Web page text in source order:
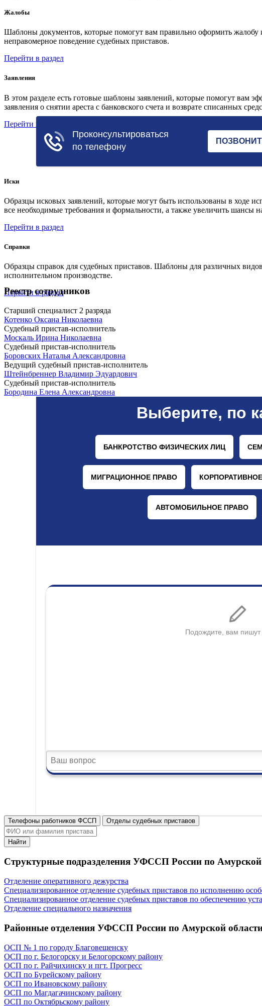
Жалобы
Шаблоны документов, которые помогут вам правильно оформить жалобу
неправомерное поведение судебных приставов.
Перейти в раздел
Заявления
В этом разделе есть готовые шаблоны заявлений, которые помогут вам
заявления о снятии ареста с банковского счета и возврате списанных
Перейти в раздел
Иски
Образцы исковых заявлений, которые могут быть использованы в ходе
все необходимые требования и формальности, а также увеличить шансы
Перейти в раздел
Справки
Образцы справок для судебных приставов. Шаблоны для различных
исполнительном производстве.
Перейти в раздел
Реестр сотрудников
Старший специалист 2 разряда
Котенко Оксана Николаевна
Судебный пристав-исполнитель
Москаль Ирина Николаевна
Судебный пристав-исполнитель
Боровских Наталья Александровна
Ведущий судебный пристав-исполнитель
Штейнбреннер Владимир Эдуардович
Судебный пристав-исполнитель
Бородина Елена Александровна
Телефоны работников ФССП Отделы судебных приставов
Найти
Структурные подразделения УФССП России по Амурской
Отделение оперативного дежурства
Специализированное отделение судебных приставов по исполнению
Специализированное отделение судебных приставов по обеспечению
Отделение специального назначения
Районные отделения УФССП России по Амурской
ОСП № 1 по городу Благовещенску
ОСП по г. Белогорску и Белогорскому району
ОСП по г. Райчихинску и пгт. Прогресс
ОСП по Бурейскому району
ОСП по Ивановскому району
ОСП по Магдагачинскому району
ОСП по Октябрьскому району